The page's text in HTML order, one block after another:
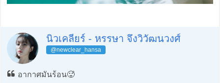
นิวเคลียร์ - หรรษา จึงวิวัฒนวงศ์
@newclear_hansa
อากาศมันร้อน🥵